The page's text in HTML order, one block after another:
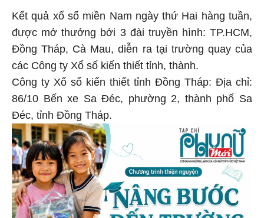
Kết quả xổ số miền Nam ngày thứ Hai hàng tuần,
được mở thưởng bởi 3 đài truyền hình: TP.HCM,
Đồng Tháp, Cà Mau, diễn ra tại trường quay của
các Công ty Xổ số kiến thiết tỉnh, thành.
Công ty Xổ số kiến thiết tỉnh Đồng Tháp: Địa chỉ:
86/10 Bến xe Sa Đéc, phường 2, thành phố Sa
Đéc, tỉnh Đồng Tháp.